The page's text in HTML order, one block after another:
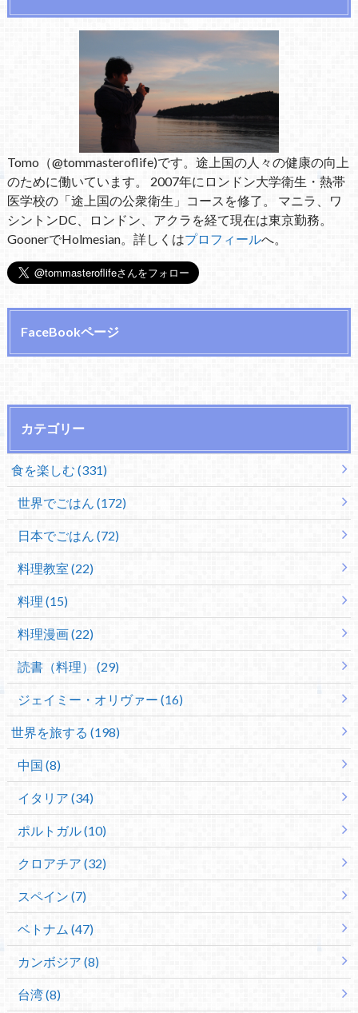
Tomo（@tommasteroflife)です。途上国の人々の健康の向上
のために働いています。 2007年にロンドン大学衛生・熱帯
医学校の「途上国の公衆衛生」コースを修了。 マニラ、ワ
シントンDC、ロンドン、アクラを経て現在は東京勤務。
GoonerでHolmesian。詳しくはプロフィールへ。
FaceBookページ
カテゴリー
食を楽しむ (331)
世界でごはん (172)
日本でごはん (72)
料理教室 (22)
料理 (15)
料理漫画 (22)
読書（料理） (29)
ジェイミー・オリヴァー (16)
世界を旅する (198)
中国 (8)
イタリア (34)
ポルトガル (10)
クロアチア (32)
スペイン (7)
ベトナム (47)
カンボジア (8)
台湾 (8)